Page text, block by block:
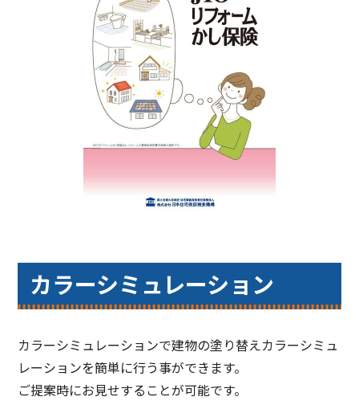
カラーシミュレーション
カラーシミュレーションで建物の塗り替えカラーシミュ
レーションを簡単に行う事ができます。
ご提案時にお見せすることが可能です。